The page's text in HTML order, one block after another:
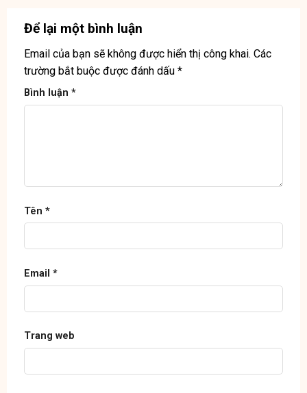
Để lại một bình luận
Email của bạn sẽ không được hiển thị công khai. Các
trường bắt buộc được đánh dấu *
Bình luận *
Tên *
Email *
Trang web